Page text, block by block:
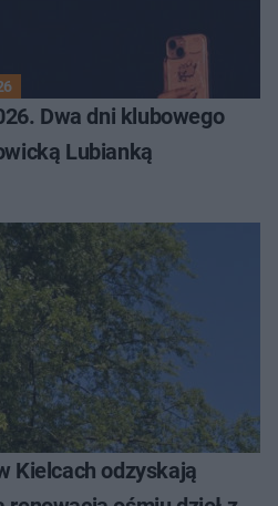
Dwa dni klubowego
Lubianką
Kielcach odzyskają